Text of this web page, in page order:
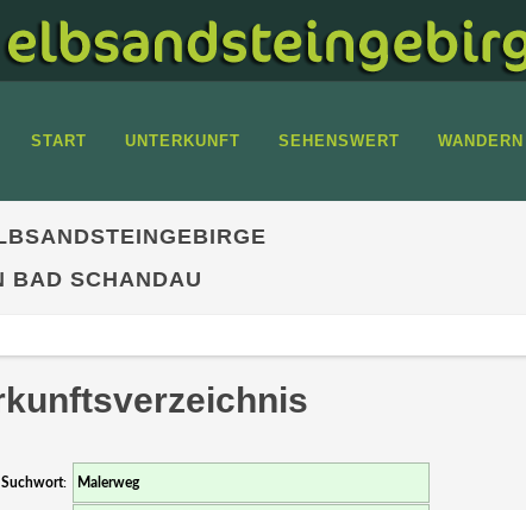
START UNTERKUNFT SEHENSWERT WANDERN
BAD SCHANDAU
Suchwort: